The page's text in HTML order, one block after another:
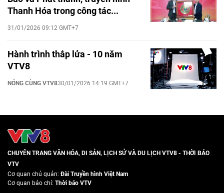
Thanh Hóa trong công tác...
31/01/2026 09:12 GMT+7
Hành trình thắp lửa - 10 năm
VTV8
NÓNG CÙNG VTV830/01/2026 14:19 GMT+7
CHUYÊN TRANG VĂN HÓA, DI SẢN, LỊCH SỬ VÀ DU LỊCH VTV8 - THỜI BÁO
VTV
Cơ quan chủ quản:Đài Truyền hình Việt Nam
Cơ quan báo chí: Thời báo VTV